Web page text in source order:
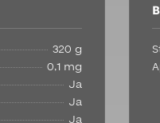
320 g
0,1 mg
Ja
Ja
Ja